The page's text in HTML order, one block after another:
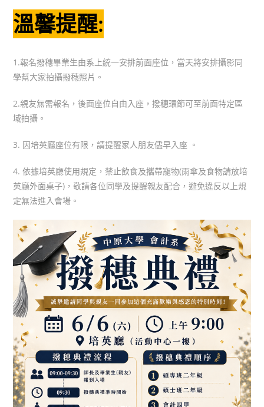
溫馨提醒:
1.報名撥穗畢業生由系上統一安排前面座位，當天將安排攝影同
學幫大家拍攝撥穗照片。
2.親友無需報名，後面座位自由入座，撥穗環節可至前面特定區
域拍攝。
3. 因培英廳座位有限，請提醒家人朋友儘早入座 。
4. 依據培英廳使用規定，禁止飲食及攜帶寵物(雨傘及食物請放培
英廳外面桌子)，敬請各位同學及提醒親友配合，避免違反以上規
定無法進入會場。